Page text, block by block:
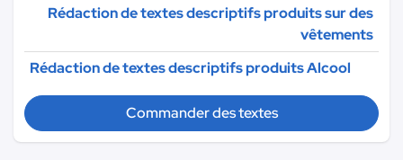
Rédaction de textes descriptifs produits sur des
vêtements
Rédaction de textes descriptifs produits Alcool
Commander des textes